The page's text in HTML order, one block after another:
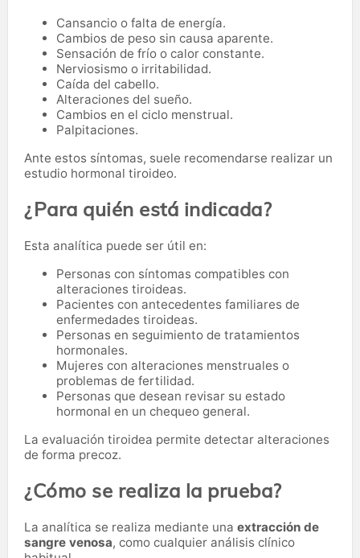
Cansancio o falta de energía.
Cambios de peso sin causa aparente.
Sensación de frío o calor constante.
Nerviosismo o irritabilidad.
Caída del cabello.
Alteraciones del sueño.
Cambios en el ciclo menstrual.
Palpitaciones.
Ante estos síntomas, suele recomendarse realizar un
estudio hormonal tiroideo.
¿Para quién está indicada?
Esta analítica puede ser útil en:
Personas con síntomas compatibles con
alteraciones tiroideas.
Pacientes con antecedentes familiares de
enfermedades tiroideas.
Personas en seguimiento de tratamientos
hormonales.
Mujeres con alteraciones menstruales o
problemas de fertilidad.
Personas que desean revisar su estado
hormonal en un chequeo general.
La evaluación tiroidea permite detectar alteraciones
de forma precoz.
¿Cómo se realiza la prueba?
La analítica se realiza mediante una extracción de
sangre venosa, como cualquier análisis clínico